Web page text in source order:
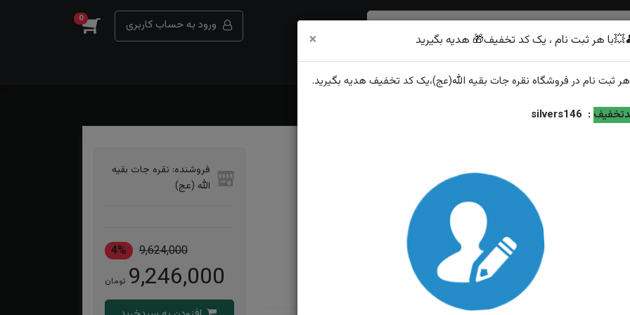
ورود به حساب کاربری 0
صفوی
ویژگی‌های محصول
عیار نقره: ۹۲۵
توضیحات: ارسال و سایز رایگان
فروشنده: نقره جات بقیه
الله (عج)
9,624,000
4%
9,246,000 تومان
هر ثبت نام ، یک کد تخفیف🎁 هدیه بگیرید ×
ثبت نام در فروشگاه نقره جات بقیه الله(عج)،یک کد تخفیف هدیه بگیرید.
:
silvers146